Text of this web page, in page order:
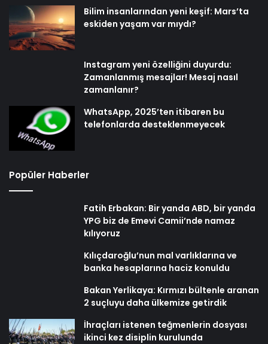
Bilim insanlarından yeni keşif: Mars’ta
eskiden yaşam var mıydı?
Instagram yeni özelliğini duyurdu:
Zamanlanmış mesajlar! Mesaj nasıl
zamanlanır?
WhatsApp, 2025’ten itibaren bu
telefonlarda desteklenmeyecek
Popüler Haberler
Fatih Erbakan: Bir yanda ABD, bir yanda
YPG biz de Emevi Camii’nde namaz
kılıyoruz
Kılıçdaroğlu’nun mal varlıklarına ve
banka hesaplarına haciz konuldu
Bakan Yerlikaya: Kırmızı bültenle aranan
2 suçluyu daha ülkemize getirdik
İhraçları istenen teğmenlerin dosyası
ikinci kez disiplin kurulunda